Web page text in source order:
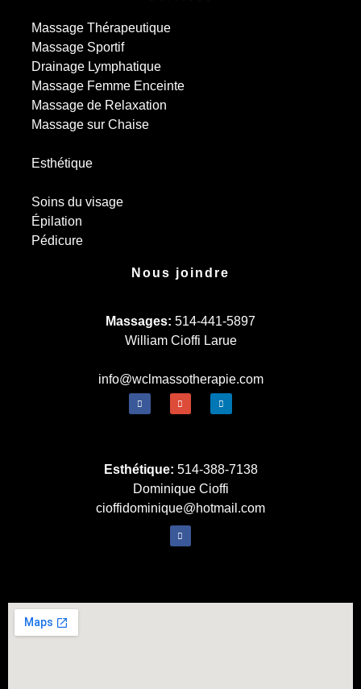
Massage Thérapeutique
Massage Sportif
Drainage Lymphatique
Massage Femme Enceinte
Massage de Relaxation
Massage sur Chaise
Esthétique
Soins du visage
Épilation
Pédicure
Nous joindre
Massages: 514-441-5897
William Cioffi Larue
info@wclmassotherapie.com
Esthétique: 514-388-7138
Dominique Cioffi
cioffidominique@hotmail.com